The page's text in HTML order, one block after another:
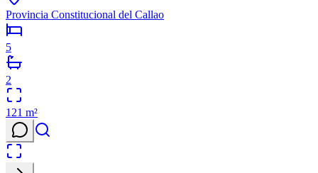
Provincia Constitucional del Callao
5
2
121 m²